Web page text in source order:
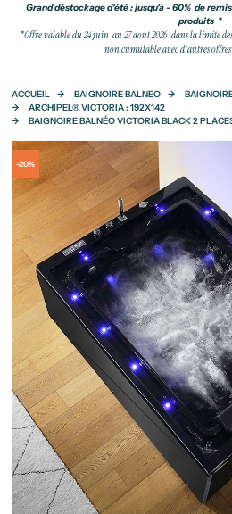
Grand déstockage d'été : jusqu'à - 60% de
produits *
*Offre valable du 24 juin au 27 aout 2026 dans la limite
non cumulable avec d'autres offres
ACCUEIL BAIGNOIRE BALNEO
ARCHIPEL® VICTORIA : 192X142
BAIGNOIRE BALNÉO VICTORIA BLACK 2
-20%